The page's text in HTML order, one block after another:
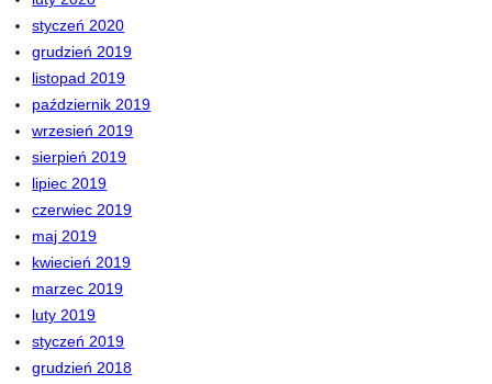
styczeń 2020
grudzień 2019
listopad 2019
październik 2019
wrzesień 2019
sierpień 2019
lipiec 2019
czerwiec 2019
maj 2019
kwiecień 2019
marzec 2019
luty 2019
styczeń 2019
grudzień 2018